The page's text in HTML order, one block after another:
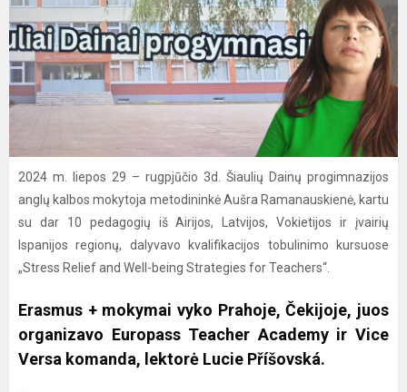
2024 m. liepos 29 – rugpjūčio 3d. Šiaulių Dainų progimnazijos
anglų kalbos mokytoja metodininkė Aušra Ramanauskienė, kartu
su dar 10 pedagogių iš Airijos, Latvijos, Vokietijos ir įvairių
Ispanijos regionų, dalyvavo kvalifikacijos tobulinimo kursuose
„Stress Relief and Well-being Strategies for Teachers“.
Erasmus + mokymai vyko Prahoje, Čekijoje, juos
organizavo Europass Teacher Academy ir Vice
Versa komanda, lektorė Lucie Příšovská.